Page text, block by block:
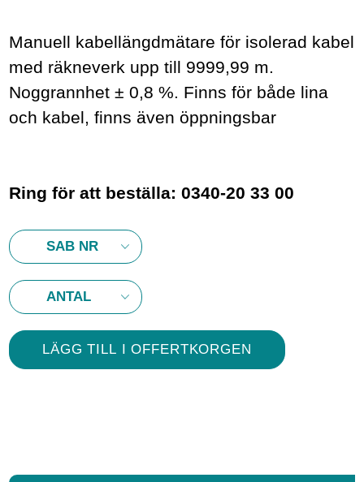
Manuell kabellängdmätare för isolerad kabel
med räkneverk upp till 9999,99 m.
Noggrannhet ± 0,8 %. Finns för både lina
och kabel, finns även öppningsbar
Ring för att beställa: 0340-20 33 00